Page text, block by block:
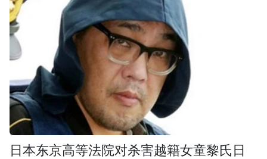
日本东京高等法院对杀害越籍女童黎氏日